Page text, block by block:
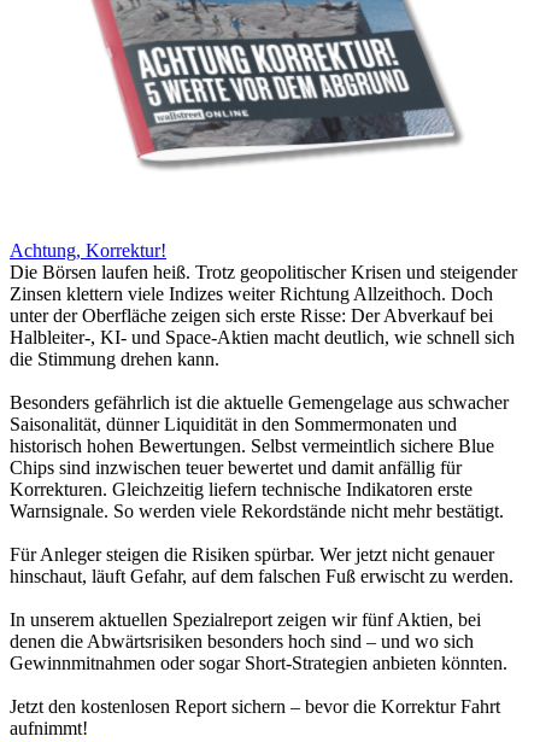
Achtung, Korrektur!
Die Börsen laufen heiß. Trotz geopolitischer Krisen und steigender
Zinsen klettern viele Indizes weiter Richtung Allzeithoch. Doch
unter der Oberfläche zeigen sich erste Risse: Der Abverkauf bei
Halbleiter-, KI- und Space-Aktien macht deutlich, wie schnell sich
die Stimmung drehen kann.
Besonders gefährlich ist die aktuelle Gemengelage aus schwacher
Saisonalität, dünner Liquidität in den Sommermonaten und
historisch hohen Bewertungen. Selbst vermeintlich sichere Blue
Chips sind inzwischen teuer bewertet und damit anfällig für
Korrekturen. Gleichzeitig liefern technische Indikatoren erste
Warnsignale. So werden viele Rekordstände nicht mehr bestätigt.
Für Anleger steigen die Risiken spürbar. Wer jetzt nicht genauer
hinschaut, läuft Gefahr, auf dem falschen Fuß erwischt zu werden.
In unserem aktuellen Spezialreport zeigen wir fünf Aktien, bei
denen die Abwärtsrisiken besonders hoch sind – und wo sich
Gewinnmitnahmen oder sogar Short-Strategien anbieten könnten.
Jetzt den kostenlosen Report sichern – bevor die Korrektur Fahrt
aufnimmt!